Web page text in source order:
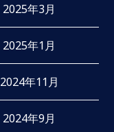
2025年3月
2025年1月
2024年11月
2024年9月